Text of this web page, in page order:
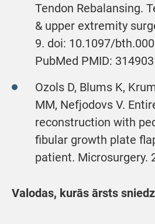
Tendon Rebalansing.
& upper extremity
9. doi: 10.1097/
PubMed PMID:
Ozols D, Blums K,
MM, Nefjodovs V.
reconstruction with
fibular growth plate
patient. Microsurgery.
Valodas, kurās ārsts